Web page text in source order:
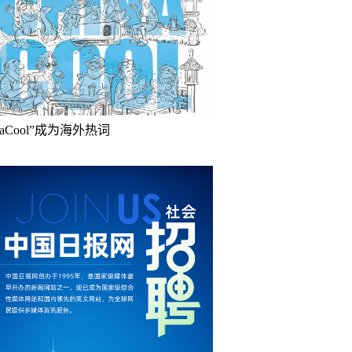
成为海外热词